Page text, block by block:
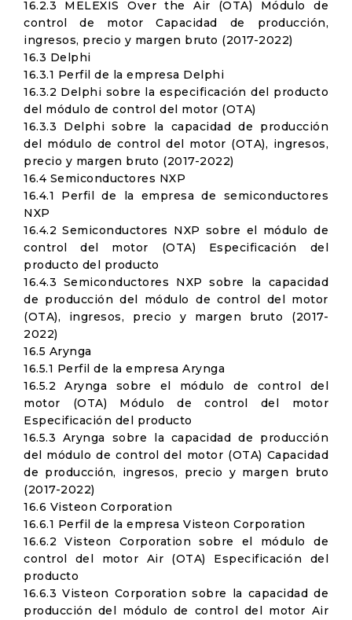
16.2.3 MELEXIS Over the Air (OTA) Módulo de
control de motor Capacidad de producción,
ingresos, precio y margen bruto (2017-2022)
16.3 Delphi
16.3.1 Perfil de la empresa Delphi
16.3.2 Delphi sobre la especificación del producto
del módulo de control del motor (OTA)
16.3.3 Delphi sobre la capacidad de producción
del módulo de control del motor (OTA), ingresos,
precio y margen bruto (2017-2022)
16.4 Semiconductores NXP
16.4.1 Perfil de la empresa de semiconductores
NXP
16.4.2 Semiconductores NXP sobre el módulo de
control del motor (OTA) Especificación del
producto del producto
16.4.3 Semiconductores NXP sobre la capacidad
de producción del módulo de control del motor
(OTA), ingresos, precio y margen bruto (2017-
2022)
16.5 Arynga
16.5.1 Perfil de la empresa Arynga
16.5.2 Arynga sobre el módulo de control del
motor (OTA) Módulo de control del motor
Especificación del producto
16.5.3 Arynga sobre la capacidad de producción
del módulo de control del motor (OTA) Capacidad
de producción, ingresos, precio y margen bruto
(2017-2022)
16.6 Visteon Corporation
16.6.1 Perfil de la empresa Visteon Corporation
16.6.2 Visteon Corporation sobre el módulo de
control del motor Air (OTA) Especificación del
producto
16.6.3 Visteon Corporation sobre la capacidad de
producción del módulo de control del motor Air